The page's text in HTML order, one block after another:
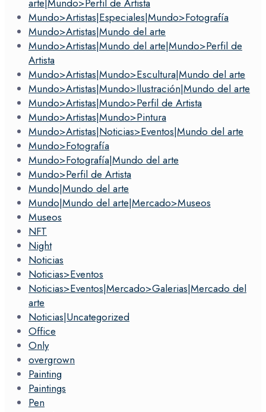
Mundo>Artistas|Especiales|Mundo>Fotografía
Mundo>Artistas|Mundo del arte
Mundo>Artistas|Mundo del arte|Mundo>Perfil de
Artista
Mundo>Artistas|Mundo>Escultura|Mundo del arte
Mundo>Artistas|Mundo>Ilustración|Mundo del arte
Mundo>Artistas|Mundo>Perfil de Artista
Mundo>Artistas|Mundo>Pintura
Mundo>Artistas|Noticias>Eventos|Mundo del arte
Mundo>Fotografía
Mundo>Fotografía|Mundo del arte
Mundo>Perfil de Artista
Mundo|Mundo del arte
Mundo|Mundo del arte|Mercado>Museos
Museos
NFT
Night
Noticias
Noticias>Eventos
Noticias>Eventos|Mercado>Galerias|Mercado del
arte
Noticias|Uncategorized
Office
Only
overgrown
Painting
Paintings
Pen